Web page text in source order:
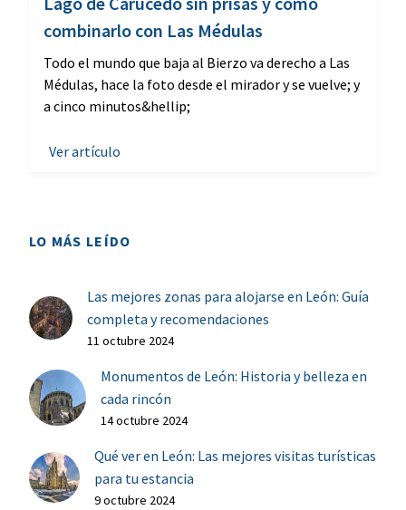
combinarlo con Las Médulas
Todo el mundo que baja al Bierzo va derecho a Las
Médulas, hace la foto desde el mirador y se vuelve; y
a cinco minutos&hellip;
Ver artículo
LO MÁS LEÍDO
Las mejores zonas para alojarse en León: Guía
completa y recomendaciones
11 octubre 2024
Monumentos de León: Historia y belleza en
cada rincón
14 octubre 2024
Qué ver en León: Las mejores visitas turísticas
para tu estancia
9 octubre 2024